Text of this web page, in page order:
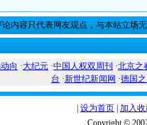
论内容只代表网友观点，与本站立场
向 ·大纪元 ·中国人权双周刊 ·北京之
台 ·新世纪新闻网 ·德国
设为首页 加入
Copyright ©